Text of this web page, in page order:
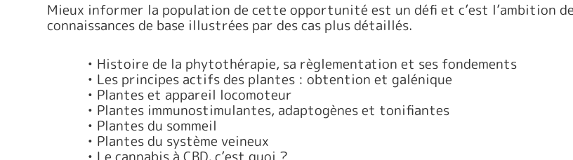
Mieux informer la population de cette opportunité est un défi et c’est l’ambition
connaissances de base illustrées par des cas plus détaillés.
• Histoire de la phytothérapie, sa règlementation et ses fondements
• Les principes actifs des plantes : obtention et galénique
• Plantes et appareil locomoteur
• Plantes immunostimulantes, adaptogènes et tonifiantes
• Plantes du sommeil
• Plantes du système veineux